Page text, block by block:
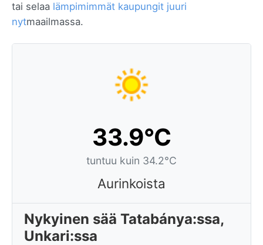
tai selaa lämpimimmät kaupungit juuri
nytmaailmassa.
33.9°C
tuntuu kuin 34.2°C
Aurinkoista
Nykyinen sää Tatabánya:ssa,
Unkari:ssa